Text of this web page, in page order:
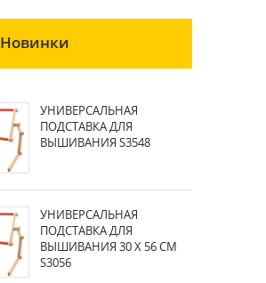
Новинки
УНИВЕРСАЛЬНАЯ
ПОДСТАВКА ДЛЯ
ВЫШИВАНИЯ S3548
УНИВЕРСАЛЬНАЯ
ПОДСТАВКА ДЛЯ
ВЫШИВАНИЯ 30 X 56 СМ
S3056